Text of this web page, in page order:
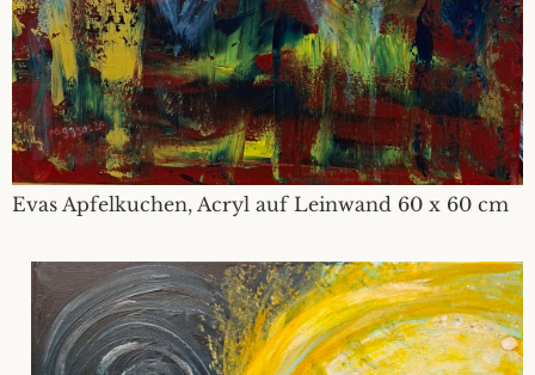
Evas Apfelkuchen, Acryl auf Leinwand 60 x 60 cm